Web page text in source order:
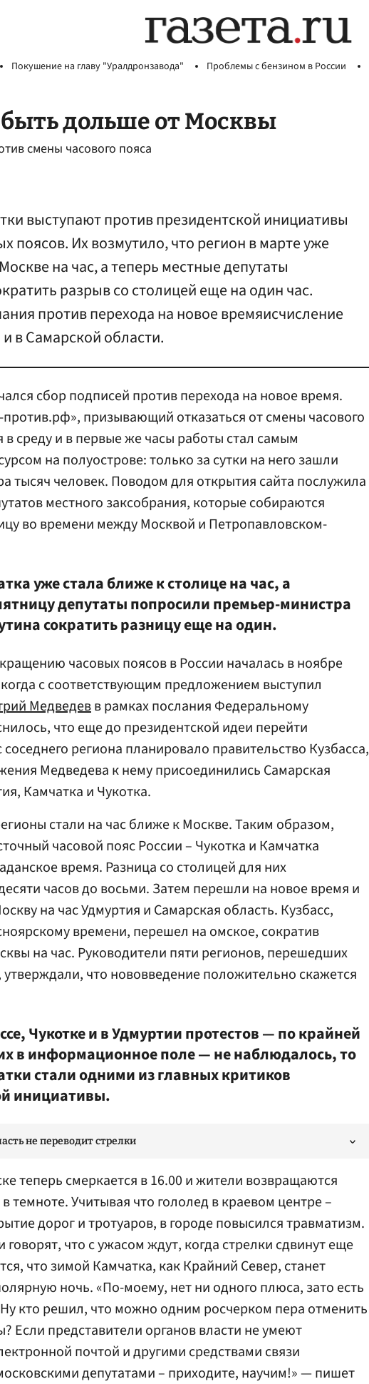
Покушение на главу "Уралдронзавода" Проблемы с бензином в России
дольше от Москвы
смены часового пояса
выступают против президентской инициативы
поясов. Их возмутило, что регион в марте уже
на час, а теперь местные депутаты
разрыв со столицей еще на один час.
против перехода на новое времяисчисление
в Самарской области.
сбор подписей против перехода на новое время.
призывающий отказаться от смены часового
в среду и в первые же часы работы стал самым
на полуострове: только за сутки на него зашли
тысяч человек. Поводом для открытия сайта послужила
местного заксобрания, которые собираются
во времени между Москвой и Петропавловском-
уже стала ближе к столице на час, а
депутаты попросили премьер-министра
сократить разницу еще на один.
часовых поясов в России началась в ноябре
с соответствующим предложением выступил
Медведевв рамках послания Федеральному
что еще до президентской идеи перейти
региона планировало правительство Кузбасса,
Медведева к нему присоединились Самарская
Камчатка и Чукотка.
стали на час ближе к Москве. Таким образом,
часовой пояс России – Чукотка и Камчатка
время. Разница со столицей для них
часов до восьми. Затем перешли на новое время и
на час Удмуртия и Самарская область. Кузбасс,
времени, перешел на омское, сократив
на час. Руководители пяти регионов, перешедших
что нововведение положительно скажется
Чукотке и в Удмуртии протестов — по крайней
в информационное поле — не наблюдалось, то
стали одними из главных критиков
инициативы.
не переводит стрелки
теперь смеркается в 16.00 и жители возвращаются
темноте. Учитывая что гололед в краевом центре –
дорог и тротуаров, в городе повысился травматизм.
что с ужасом ждут, когда стрелки сдвинут еще
что зимой Камчатка, как Крайний Север, станет
ночь. «По-моему, нет ни одного плюса, зато есть
кто решил, что можно одним росчерком пера отменить
Если представители органоввласти не умеют
почтой и другими средствами связи
депутатами – приходите, научим!» — пишет